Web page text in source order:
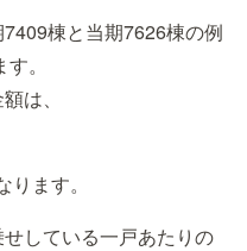
棟と当期7626棟の例
。
は、
ります。
している一戸あたりの